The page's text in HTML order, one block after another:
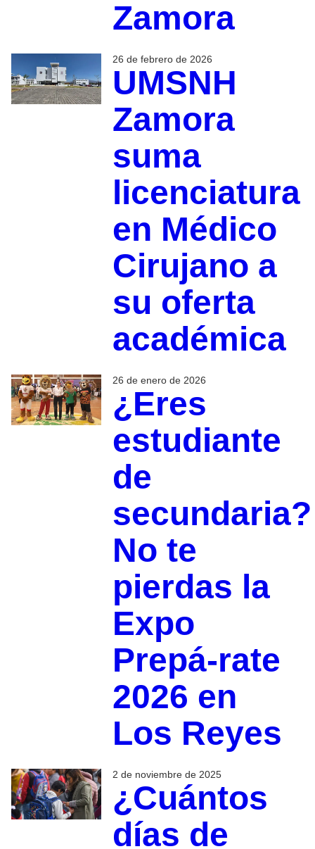
Zamora
26 de febrero de 2026
UMSNH
Zamora
suma
licenciatura
en Médico
Cirujano a
su oferta
académica
26 de enero de 2026
¿Eres
estudiante
de
secundaria?
No te
pierdas la
Expo
Prepá-rate
2026 en
Los Reyes
2 de noviembre de 2025
¿Cuántos
días de